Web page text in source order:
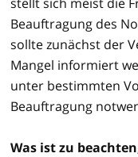
Beauftragung des
sollte zunächst der
Mangel informiert
unter bestimmten
Beauftragung
Was ist zu